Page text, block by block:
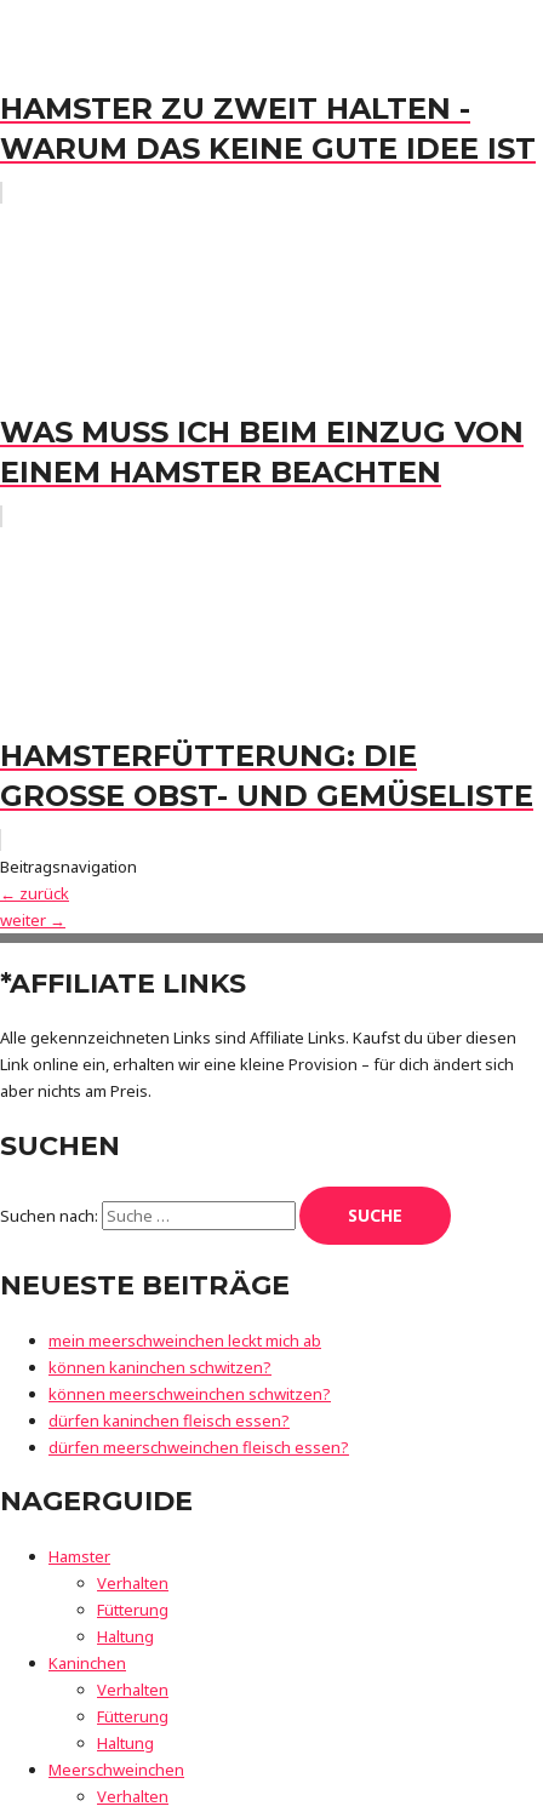
HAMSTER ZU ZWEIT HALTEN -
WARUM DAS KEINE GUTE IDEE IST
WAS MUSS ICH BEIM EINZUG VON
EINEM HAMSTER BEACHTEN
HAMSTERFÜTTERUNG: DIE
GROSSE OBST- UND GEMÜSELISTE
Beitragsnavigation
← zurück
weiter →
*AFFILIATE LINKS
Alle gekennzeichneten Links sind Affiliate Links. Kaufst du über diesen
Link online ein, erhalten wir eine kleine Provision – für dich ändert sich
aber nichts am Preis.
SUCHEN
Suchen nach:
NEUESTE BEITRÄGE
mein meerschweinchen leckt mich ab
können kaninchen schwitzen?
können meerschweinchen schwitzen?
dürfen kaninchen fleisch essen?
dürfen meerschweinchen fleisch essen?
NAGERGUIDE
Hamster
Verhalten
Fütterung
Haltung
Kaninchen
Verhalten
Fütterung
Haltung
Meerschweinchen
Verhalten